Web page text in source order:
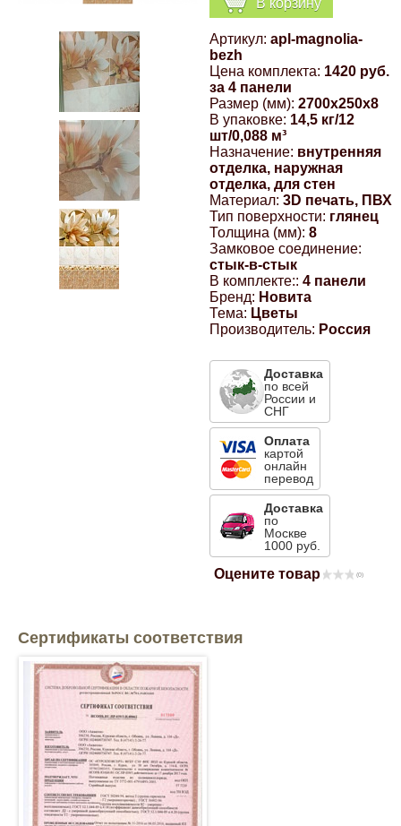
Артикул: apl-magnolia-
bezh
Цена комплекта: 1420 руб.
за 4 панели
Размер (мм): 2700x250x8
В упаковке: 14,5 кг/12
шт/0,088 м³
Назначение: внутренняя
отделка, наружная
отделка, для стен
Материал: 3D печать, ПВХ
Тип поверхности: глянец
Толщина (мм): 8
Замковое соединение:
стык-в-стык
В комплекте:: 4 панели
Бренд: Новита
Тема: Цветы
Производитель: Россия
Доставка
по всей
России и
СНГ
Оплата
картой
онлайн
перевод
Доставка
по
Москве
1000 руб.
Оцените товар (0)
Сертификаты соответствия
Компрессионные фитинги Poliext
Hyundai
Toyota
Volkswagen
УАЗ
Дополнительные товары
Флуоресцентные краски
Шпатлевки, штукатурки
Эмали универсальные акриловые
Грунтовки, защитные лаки
Магнитные панели на холодильник